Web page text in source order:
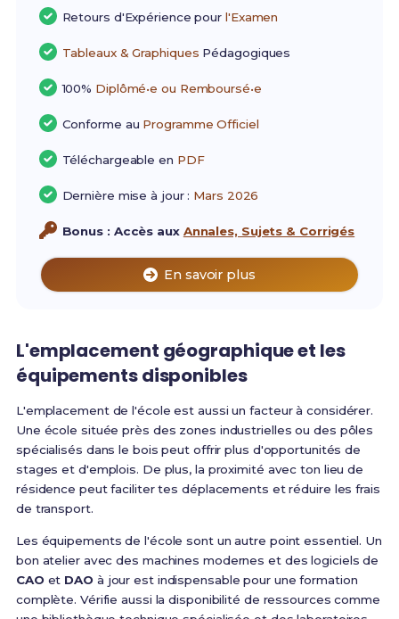
Retours d'Expérience pour l'Examen
Tableaux & Graphiques Pédagogiques
100% Diplômé•e ou Remboursé•e
Conforme au Programme Officiel
Téléchargeable en PDF
Dernière mise à jour : Mars 2026
Bonus : Accès aux Annales, Sujets & Corrigés
En savoir plus
L'emplacement géographique et les
équipements disponibles
L'emplacement de l'école est aussi un facteur à considérer.
Une école située près des zones industrielles ou des pôles
spécialisés dans le bois peut offrir plus d'opportunités de
stages et d'emplois. De plus, la proximité avec ton lieu de
résidence peut faciliter tes déplacements et réduire les frais
de transport.
Les équipements de l'école sont un autre point essentiel. Un
bon atelier avec des machines modernes et des logiciels de
CAO et DAO à jour est indispensable pour une formation
complète. Vérifie aussi la disponibilité de ressources comme